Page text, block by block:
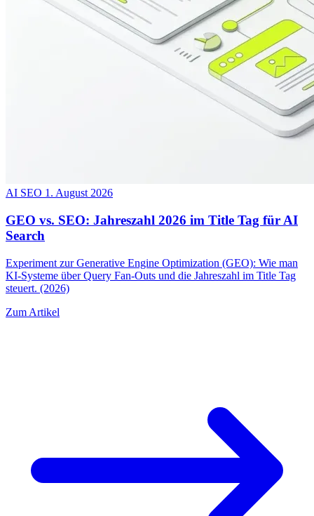
AI SEO 1. August 2026
GEO vs. SEO: Jahreszahl 2026 im Title Tag für AI
Search
Experiment zur Generative Engine Optimization (GEO): Wie man
KI-Systeme über Query Fan-Outs und die Jahreszahl im Title Tag
steuert. (2026)
Zum Artikel